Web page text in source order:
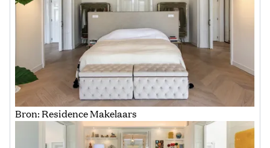
Bron: Residence Makelaars